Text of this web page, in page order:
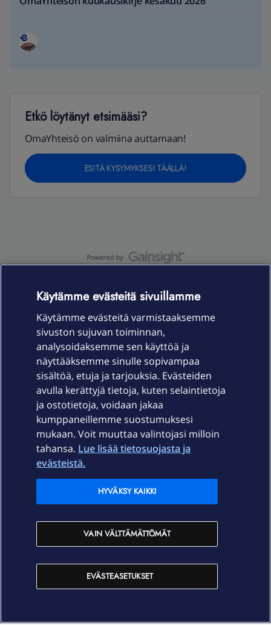
Etkö löytänyt etsimääsi?
OmaYhteisö on valmiina auttamaan!
ESITÄ KYSYMYKSESI TÄÄLLÄ!
Laitteet & liittymät
Palvelut
Ajankohtaista
Elisa Oyj
In English
Käytämme evästeitä sivuillamme
Käytämme evästeitä varmistaaksemme
sivuston sujuvan toiminnan,
analysoidaksemme sen käyttöä ja
näyttääksemme sinulle sopivampaa
sisältöä, etuja ja tarjouksia. Evästeiden
avulla kerättyjä tietoja, kuten selaintietoja
ja ostotietoja, voidaan jakaa
kumppaneillemme suostumuksesi
mukaan. Voit muuttaa valintojasi milloin
tahansa. Lue lisää tietosuojasta ja
evästeistä.
EVÄSTEASETUKSET
VAIN VÄLTTÄMÄTTÖMÄT
HYVÄKSY KAIKKI